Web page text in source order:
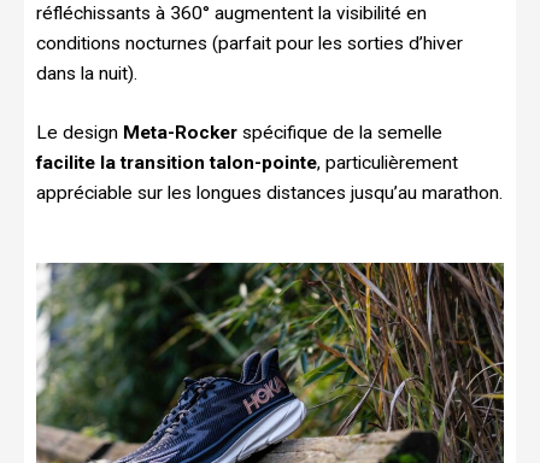
réfléchissants à 360° augmentent la visibilité en
conditions nocturnes (parfait pour les sorties d’hiver
dans la nuit).
Le design Meta-Rocker spécifique de la semelle
facilite la transition talon-pointe, particulièrement
appréciable sur les longues distances jusqu’au marathon.